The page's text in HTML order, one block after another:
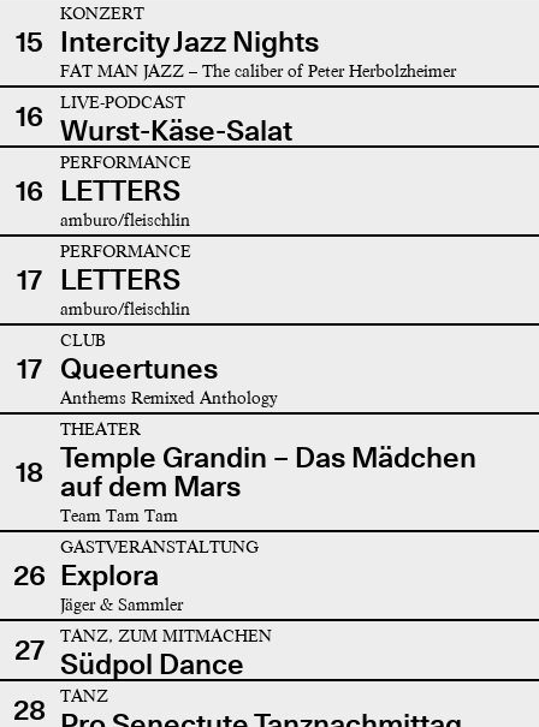
15
KONZERT
Intercity Jazz Nights
FAT MAN JAZZ – The caliber of Peter Herbolzheimer
16 LIVE-PODCAST
Wurst-Käse-Salat
16
PERFORMANCE
LETTERS
amburo/fleischlin
17
PERFORMANCE
LETTERS
amburo/fleischlin
17
CLUB
Queertunes
Anthems Remixed Anthology
18
THEATER
Temple Grandin – Das Mädchen
auf dem Mars
Team Tam Tam
26
GASTVERANSTALTUNG
Explora
Jäger & Sammler
27 TANZ, ZUM MITMACHEN
Südpol Dance
28
TANZ